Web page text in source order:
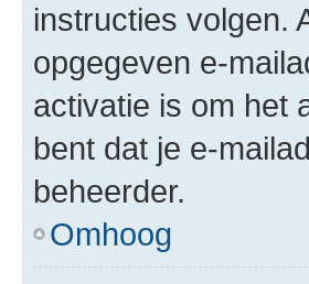
instructies volgen.
opgegeven e-
activatie is om het
bent dat je e-
beheerder.
Omhoog